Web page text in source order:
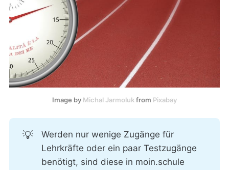
Image by Michal Jarmoluk from Pixabay
💡
Werden nur wenige Zugänge für
Lehrkräfte oder ein paar Testzugänge
benötigt, sind diese in moin.schule